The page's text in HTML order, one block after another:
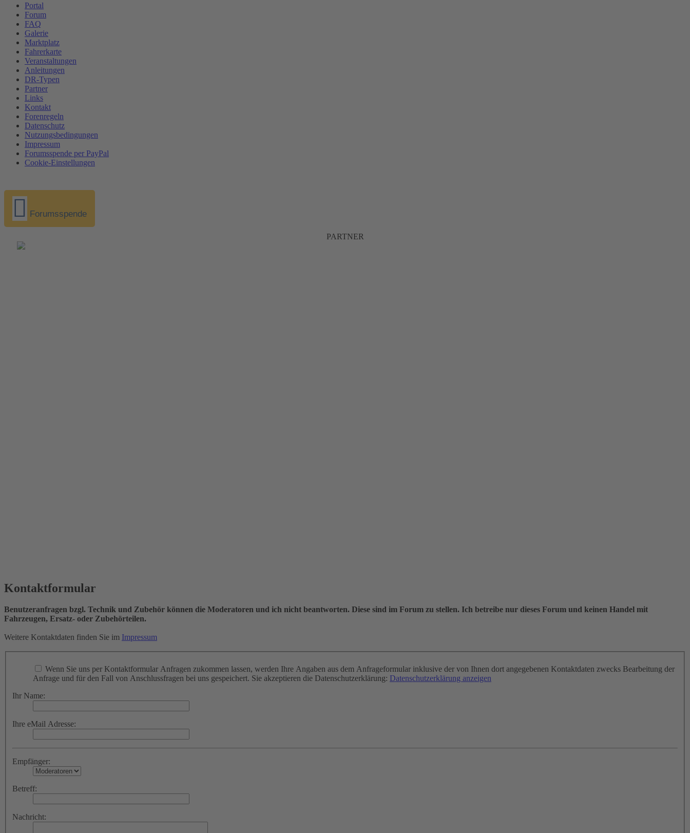
Portal
Forum
FAQ
Galerie
Marktplatz
Fahrerkarte
Veranstaltungen
Anleitungen
DR-Typen
Partner
Links
Kontakt
Forenregeln
Datenschutz
Nutzungsbedingungen
Impressum
Forumsspende per PayPal
Cookie-Einstellungen
Forumsspende
PARTNER
Kontaktformular
Benutzeranfragen bzgl. Technik und Zubehör können die Moderatoren und ich nicht beantworten. Diese sind im Forum zu stellen. Ich betreibe nur dieses Forum und keinen Handel mit
Fahrzeugen, Ersatz- oder Zubehörteilen.
Weitere Kontaktdaten finden Sie im Impressum
Wenn Sie uns per Kontaktformular Anfragen zukommen lassen, werden Ihre Angaben aus dem Anfrageformular inklusive der von Ihnen dort angegebenen Kontaktdaten zwecks Bearbeitung der
Anfrage und für den Fall von Anschlussfragen bei uns gespeichert. Sie akzeptieren die Datenschutzerklärung: Datenschutzerklärung anzeigen
Ihr Name:
Ihre eMail Adresse:
Empfänger:
Betreff:
Nachricht: